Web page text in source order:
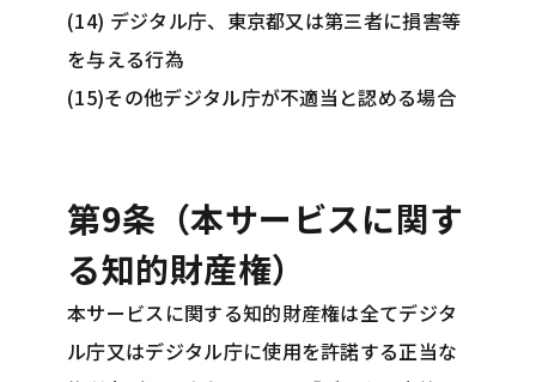
(14) デジタル庁、東京都又は第三者に損害等
を与える行為
(15)その他デジタル庁が不適当と認める場合
第9条（本サービスに関す
る知的財産権）
本サービスに関する知的財産権は全てデジタ
ル庁又はデジタル庁に使用を許諾する正当な